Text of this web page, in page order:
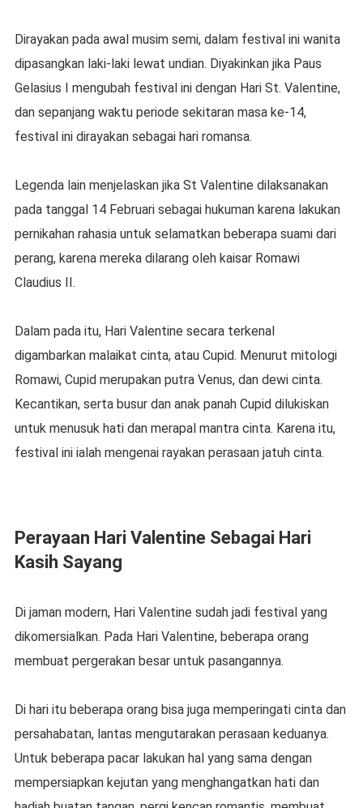
Dirayakan pada awal musim semi, dalam festival ini wanita
dipasangkan laki-laki lewat undian. Diyakinkan jika Paus
Gelasius I mengubah festival ini dengan Hari St. Valentine,
dan sepanjang waktu periode sekitaran masa ke-14,
festival ini dirayakan sebagai hari romansa.
Legenda lain menjelaskan jika St Valentine dilaksanakan
pada tanggal 14 Februari sebagai hukuman karena lakukan
pernikahan rahasia untuk selamatkan beberapa suami dari
perang, karena mereka dilarang oleh kaisar Romawi
Claudius II.
Dalam pada itu, Hari Valentine secara terkenal
digambarkan malaikat cinta, atau Cupid. Menurut mitologi
Romawi, Cupid merupakan putra Venus, dan dewi cinta.
Kecantikan, serta busur dan anak panah Cupid dilukiskan
untuk menusuk hati dan merapal mantra cinta. Karena itu,
festival ini ialah mengenai rayakan perasaan jatuh cinta.
Perayaan Hari Valentine Sebagai Hari
Kasih Sayang
Di jaman modern, Hari Valentine sudah jadi festival yang
dikomersialkan. Pada Hari Valentine, beberapa orang
membuat pergerakan besar untuk pasangannya.
Di hari itu beberapa orang bisa juga memperingati cinta dan
persahabatan, lantas mengutarakan perasaan keduanya.
Untuk beberapa pacar lakukan hal yang sama dengan
mempersiapkan kejutan yang menghangatkan hati dan